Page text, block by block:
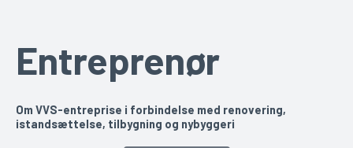
Entreprenør
Om VVS-entreprise i forbindelse med renovering,
istandsættelse, tilbygning og nybyggeri